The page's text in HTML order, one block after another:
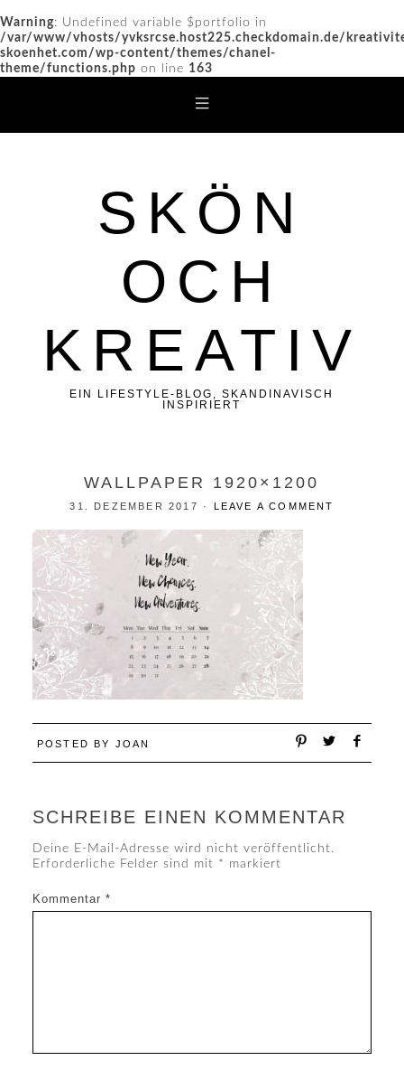
Warning: Undefined variable $portfolio in
/var/www/vhosts/yvksrcse.host225.checkdomain.de/
skoenhet.com/wp-content/themes/chanel-
theme/functions.php on line 163
SKÖN
OCH
KREATIV
EIN LIFESTYLE-BLOG, SKANDINAVISCH
INSPIRIERT
WALLPAPER 1920×1200
31. DEZEMBER 2017 · LEAVE A COMMENT
POSTED BY JOAN
SCHREIBE EINEN KOMMENTAR
Deine E-Mail-Adresse wird nicht veröffentlicht.
Erforderliche Felder sind mit * markiert
Kommentar *